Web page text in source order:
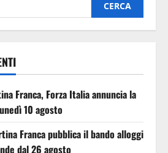
Franca, Forza Italia annuncia la
10 agosto
Franca pubblica il bando alloggi
dal 26 agosto